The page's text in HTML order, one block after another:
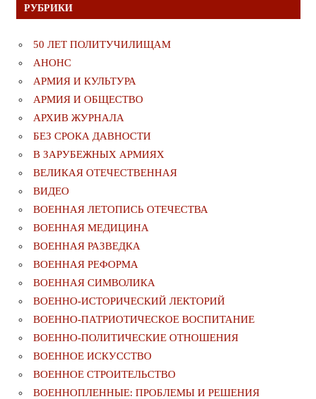
РУБРИКИ
50 ЛЕТ ПОЛИТУЧИЛИЩАМ
АНОНС
АРМИЯ И КУЛЬТУРА
АРМИЯ И ОБЩЕСТВО
АРХИВ ЖУРНАЛА
БЕЗ СРОКА ДАВНОСТИ
В ЗАРУБЕЖНЫХ АРМИЯХ
ВЕЛИКАЯ ОТЕЧЕСТВЕННАЯ
ВИДЕО
ВОЕННАЯ ЛЕТОПИСЬ ОТЕЧЕСТВА
ВОЕННАЯ МЕДИЦИНА
ВОЕННАЯ РАЗВЕДКА
ВОЕННАЯ РЕФОРМА
ВОЕННАЯ СИМВОЛИКА
ВОЕННО-ИСТОРИЧЕСКИЙ ЛЕКТОРИЙ
ВОЕННО-ПАТРИОТИЧЕСКОЕ ВОСПИТАНИЕ
ВОЕННО-ПОЛИТИЧЕСКИE ОТНОШЕНИЯ
ВОЕННОЕ ИСКУССТВО
ВОЕННОЕ СТРОИТЕЛЬСТВО
ВОЕННОПЛЕННЫЕ: ПРОБЛЕМЫ И РЕШЕНИЯ